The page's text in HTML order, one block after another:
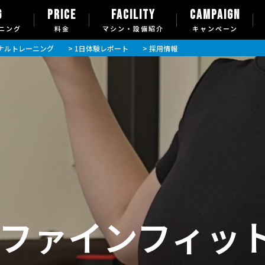
ング
PRICE
料金
FACILITY
マシン・設備紹介
CAMPAIGN
キャンペーン
ルトレーニング > 1日体験レポート > 採用情報
ァインフィッ